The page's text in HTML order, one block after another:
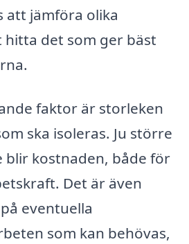
att jämföra olika
det som ger bäst
faktor är storleken
ska isoleras. Ju större
blir kostnaden, både för
Det är även
eventuella
som kan behövas,